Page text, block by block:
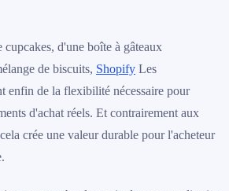
d'une boîte à gâteaux
de biscuits, Shopify Les
enfin de la flexibilité nécessaire pour
d'achat réels. Et contrairement aux
crée une valeur durable pour l'acheteur